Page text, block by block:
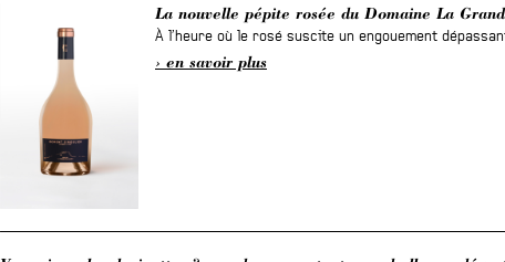
La nouvelle pépite rosée du Domaine La
À l’heure où le rosé suscite un engouement
en savoir plus